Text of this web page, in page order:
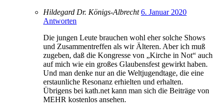
Hildegard Dr. Königs-Albrecht 6. Januar 2020
Antworten
Die jungen Leute brauchen wohl eher solche Shows
und Zusammentreffen als wir Älteren. Aber ich muß
zugeben, daß die Kongresse von „Kirche in Not“ auch
auf mich wie ein großes Glaubensfest gewirkt haben.
Und man denke nur an die Weltjugendtage, die eine
erstaunliche Resonanz erhielten und erhalten.
Übrigens bei kath.net kann man sich die Beiträge von
MEHR kostenlos ansehen.